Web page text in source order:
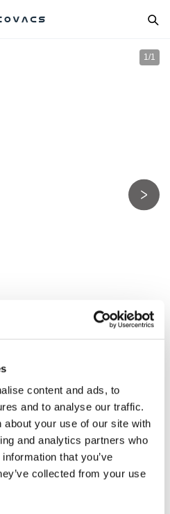
content and ads, to
and to analyse our traffic.
about your use of our site with
and analytics partners who
that you’ve
collected from your use
1/1
DEEBOT (110 ml) pour
/ X1 TURBO / T10 PLUS